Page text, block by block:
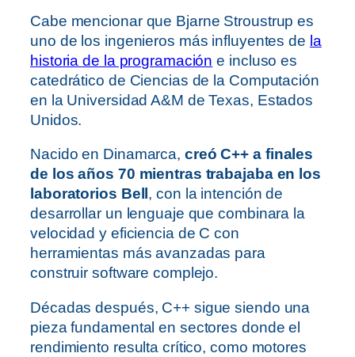
Cabe mencionar que Bjarne Stroustrup es
uno de los ingenieros más influyentes de la
historia de la programación e incluso es
catedrático de Ciencias de la Computación
en la Universidad A&M de Texas, Estados
Unidos.
Nacido en Dinamarca, creó C++ a finales
de los años 70 mientras trabajaba en los
laboratorios Bell , con la intención de
desarrollar un lenguaje que combinara la
velocidad y eficiencia de C con
herramientas más avanzadas para
construir software complejo.
Décadas después, C++ sigue siendo una
pieza fundamental en sectores donde el
rendimiento resulta crítico, como motores